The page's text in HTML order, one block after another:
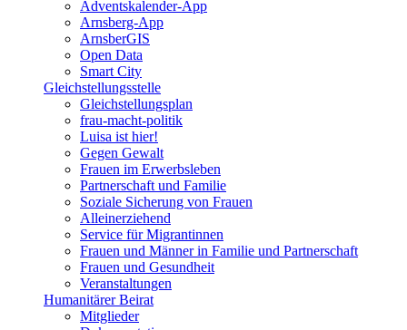
Adventskalender-App
Arnsberg-App
ArnsberGIS
Open Data
Smart City
Gleichstellungsstelle
Gleichstellungsplan
frau-macht-politik
Luisa ist hier!
Gegen Gewalt
Frauen im Erwerbsleben
Partnerschaft und Familie
Soziale Sicherung von Frauen
Alleinerziehend
Service für Migrantinnen
Frauen und Männer in Familie und Partnerschaft
Frauen und Gesundheit
Veranstaltungen
Humanitärer Beirat
Mitglieder